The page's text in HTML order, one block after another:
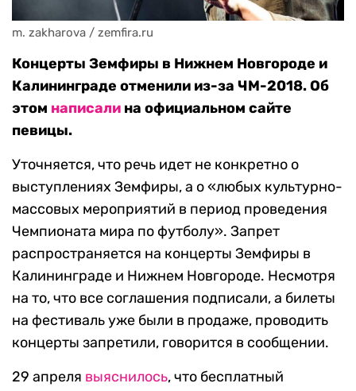
m. zakharova / zemfira.ru
Концерты Земфиры в Нижнем Новгороде и
Калининграде отменили из-за ЧМ-2018. Об
этом написали на официальном сайте
певицы.
Уточняется, что речь идет не конкретно о
выступлениях Земфиры, а о «любых культурно-
массовых мероприятий в период проведения
Чемпионата мира по футболу». Запрет
распространяется на концерты Земфиры в
Калининграде и Нижнем Новгороде. Несмотря
на то, что все соглашения подписали, а билеты
на фестиваль уже были в продаже, проводить
концерты запретили, говорится в сообщении.
29 апреля выяснилось, что бесплатный